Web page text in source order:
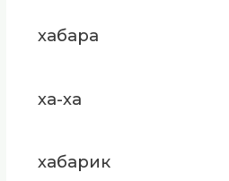
хабара
ха-ха
хабарик